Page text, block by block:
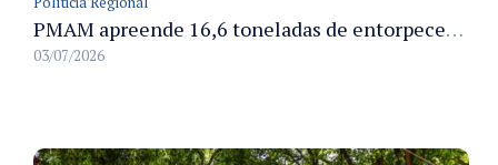
PMAM apreende 16,6 toneladas de entorpecentes e registra aumento nas prisões em flagrante e nas capturas de foragidos no primeiro semestre de 2026
03/07/2026